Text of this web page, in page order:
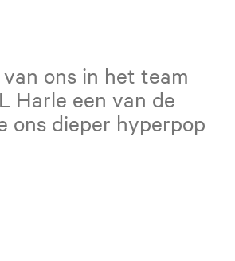
ons in het team
Harle een van de
ons dieper hyperpop